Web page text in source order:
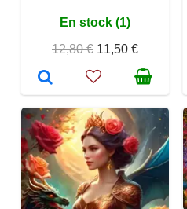
En stock (1)
12,80 € 11,50 €